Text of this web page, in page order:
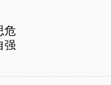
危
强